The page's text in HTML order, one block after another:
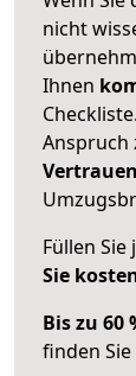
nicht
Ihnen
Checkliste.
Anspruch
Füllen
Sie
Bis zu 60
finden